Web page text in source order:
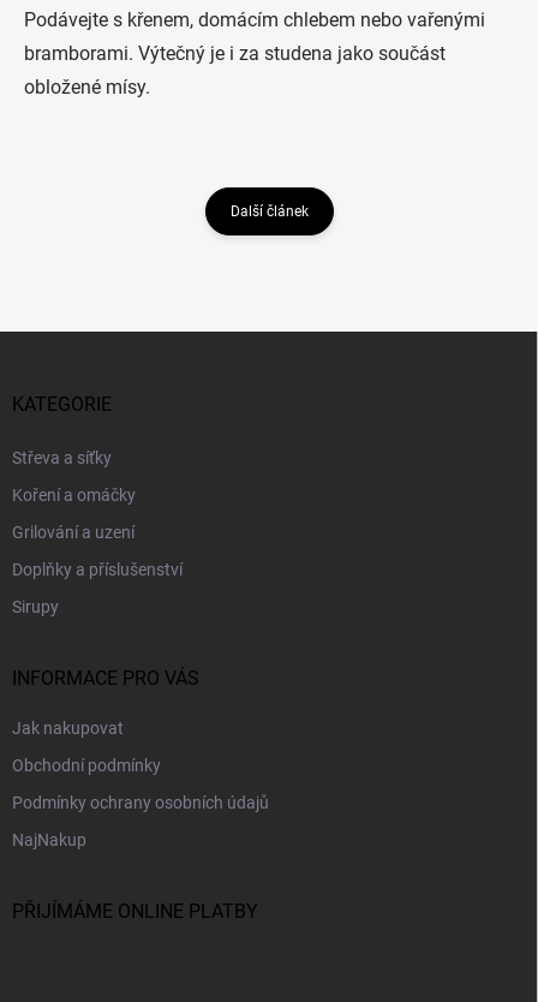
Podávejte s křenem, domácím chlebem nebo vařenými
bramborami. Výtečný je i za studena jako součást
obložené mísy.
Další článek
KATEGORIE
Střeva a síťky
Koření a omáčky
Grilování a uzení
Doplňky a příslušenství
Sirupy
INFORMACE PRO VÁS
Jak nakupovat
Obchodní podmínky
Podmínky ochrany osobních údajů
NajNakup
PŘIJÍMÁME ONLINE PLATBY